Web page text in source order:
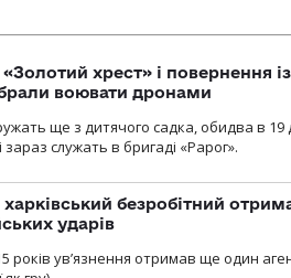
хрест» і повернення
воювати дронами
ще з дитячого садка, обидва в 19
зараз служать в бригаді «Рарог».
безробітний
ударів
років увʼязнення отримав ще один